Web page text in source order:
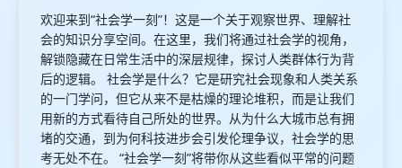
欢迎来到“社会学一刻”！这是一个关于观察世界、理解社
会的知识分享空间。在这里，我们将通过社会学的视角，
解锁隐藏在日常生活中的深层规律，探讨人类群体行为背
后的逻辑。 社会学是什么？它是研究社会现象和人类关系
的一门学问，但它从来不是枯燥的理论堆积，而是让我们
用新的方式看待自己所处的世界。从为什么大城市总有拥
堵的交通，到为何科技进步会引发伦理争议，社会学的思
考无处不在。 “社会学一刻”将带你从这些看似平常的问题